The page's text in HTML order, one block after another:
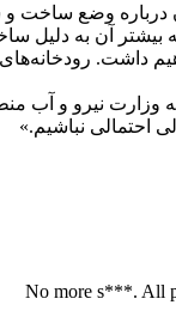
وضع ساخت و
آن به دلیل
داشت.
وزارت نیرو و آب
احتمالی نباشیم.»
No more s***. All